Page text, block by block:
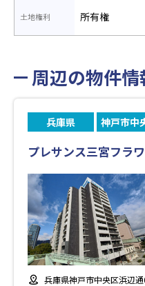
土地権利 所有権
周辺の物件情
兵庫県 神戸市中
プレサンス三宮フラ
兵庫県神戸市中央区浜辺